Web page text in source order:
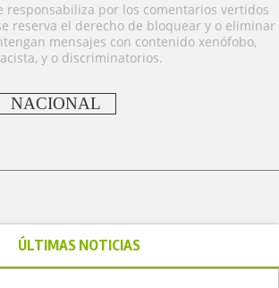
responsabiliza por los comentarios vertidos
reserva el derecho de bloquear y o eliminar
mensajes con contenido xenófobo,
y o discriminatorios.
NACIONAL
ÚLTIMAS NOTICIAS